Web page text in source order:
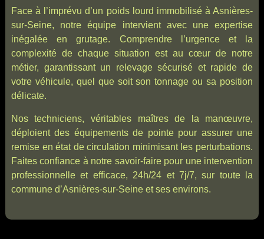
Face à l’imprévu d’un poids lourd immobilisé à Asnières-
sur-Seine, notre équipe intervient avec une expertise
inégalée en grutage. Comprendre l’urgence et la
complexité de chaque situation est au cœur de notre
métier, garantissant un relevage sécurisé et rapide de
votre véhicule, quel que soit son tonnage ou sa position
délicate.
Nos techniciens, véritables maîtres de la manœuvre,
déploient des équipements de pointe pour assurer une
remise en état de circulation minimisant les perturbations.
Faites confiance à notre savoir-faire pour une intervention
professionnelle et efficace, 24h/24 et 7j/7, sur toute la
commune d’Asnières-sur-Seine et ses environs.